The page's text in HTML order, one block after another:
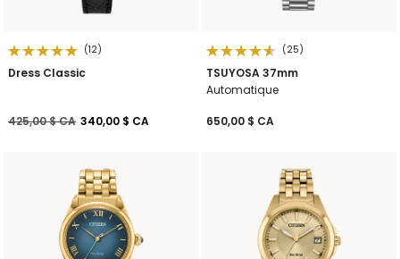
(12)
Dress Classic
Prix réduit de
425,00 $ CAà340,00 $ CA
(25)
TSUYOSA 37mm
Automatique
650,00 $ CA